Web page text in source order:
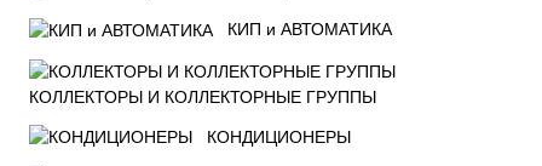
КИП и АВТОМАТИКА
КОЛЛЕКТОРЫ И КОЛЛЕКТОРНЫЕ ГРУППЫ
КОНДИЦИОНЕРЫ